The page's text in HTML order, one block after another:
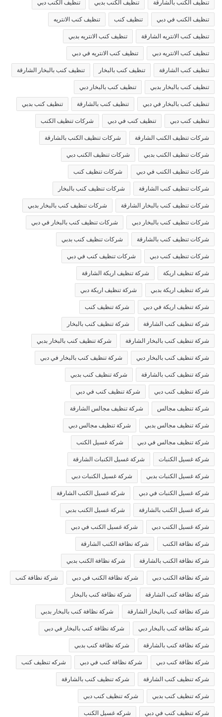
تنظيف الكنب بالشارقة تنظيف الكنب بدبي تنظيف الكنب دبي
تنظيف الكنب في دبي تنظيف كنب تنظيف كنب الانتريه
تنظيف كنب الانتريه الشارقة تنظيف كنب الانتريه بدبي
تنظيف كنب الانتريه دبي تنظيف كنب الانتريه في دبي
تنظيف كنب الشارقة تنظيف كنب بالبخار تنظيف كنب بالبخار الشارقة
تنظيف كنب بالبخار بدبي تنظيف كنب بالبخار دبي
تنظيف كنب بالبخار في دبي تنظيف كنب بالشارقة تنظيف كنب بدبي
تنظيف كنب دبي تنظيف كنب في دبي شركات تنظيف الكنب
شركات تنظيف الكنب الشارقة شركات تنظيف الكنب بالشارقة
شركات تنظيف الكنب بدبي شركات تنظيف الكنب دبي
شركات تنظيف الكنب في دبي شركات تنظيف كنب
شركات تنظيف كنب الشارقة شركات تنظيف كنب بالبخار
شركات تنظيف كنب بالبخار الشارقة شركات تنظيف كنب بالبخار بدبي
شركات تنظيف كنب بالبخار دبي شركات تنظيف كنب بالبخار في دبي
شركات تنظيف كنب بالشارقة شركات تنظيف كنب بدبي
شركات تنظيف كنب دبي شركات تنظيف كنب في دبي
شركة تنظيف اريكة شركة تنظيف اريكة الشارقة
شركة تنظيف اريكة بدبي شركة تنظيف اريكة دبي
شركة تنظيف اريكة في دبي شركة تنظيف كنب
شركة تنظيف كنب الشارقة شركة تنظيف كنب بالبخار
شركة تنظيف كنب بالبخار الشارقة شركة تنظيف كنب بالبخار بدبي
شركة تنظيف كنب بالبخار دبي شركة تنظيف كنب بالبخار في دبي
شركة تنظيف كنب بالشارقة شركة تنظيف كنب بدبي
شركة تنظيف كنب دبي شركة تنظيف كنب في دبي
شركة تنظيف مجالس شركة تنظيف مجالس الشارقة
شركة تنظيف مجالس بدبي شركة تنظيف مجالس دبي
شركة تنظيف مجالس في دبي شركة غسيل الكنب
شركة غسيل الكنبات شركة غسيل الكنبات الشارقة
شركة غسيل الكنبات بدبي شركة غسيل الكنبات دبي
شركة غسيل الكنبات في دبي شركة غسيل الكنب الشارقة
شركة غسيل الكنب بالشارقة شركة غسيل الكنب بدبي
شركة غسيل الكنب دبي شركة غسيل الكنب في دبي
شركة نظافة الكنب شركة نظافة الكنب الشارقة
شركة نظافة الكنب بالشارقة شركة نظافة الكنب بدبي
شركة نظافة الكنب دبي شركة نظافة الكنب في دبي شركة نظافة كنب
شركة نظافة كنب الشارقة شركة نظافة كنب بالبخار
شركة نظافة كنب بالبخار الشارقة شركة نظافة كنب بالبخار بدبي
شركة نظافة كنب بالبخار دبي شركة نظافة كنب بالبخار في دبي
شركة نظافة كنب بالشارقة شركة نظافة كنب بدبي
شركة نظافة كنب دبي شركة نظافة كنب في دبي شركه تنظيف كنب
شركه تنظيف كنب الشارقة شركه تنظيف كنب بالشارقة
شركه تنظيف كنب بدبي شركه تنظيف كنب دبي
شركه تنظيف كنب في دبي شركه غسيل الكنب